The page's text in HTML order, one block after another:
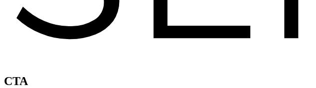
CTA